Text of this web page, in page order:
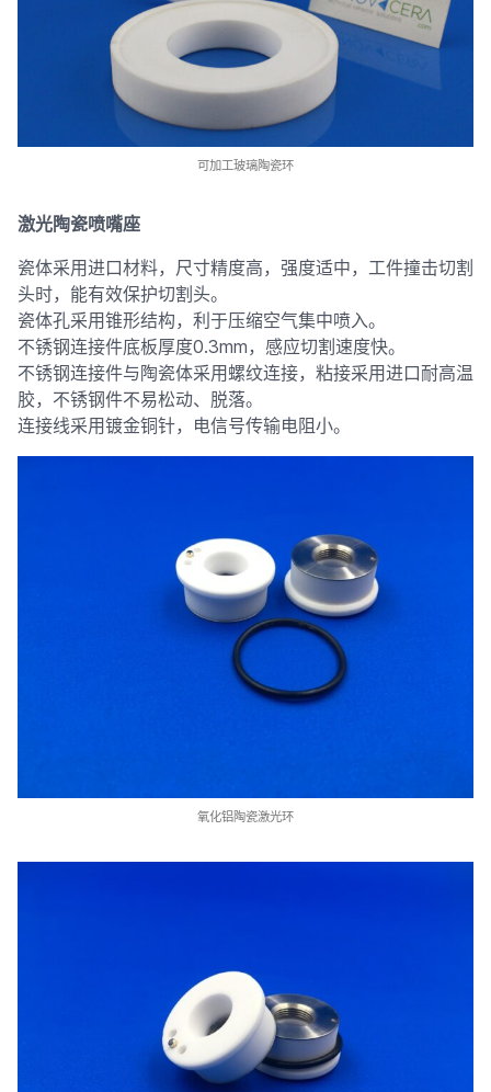
可加工玻璃陶瓷环
激光陶瓷喷嘴座
瓷体采用进口材料，尺寸精度高，强度适中，工件撞击切割
头时，能有效保护切割头。
瓷体孔采用锥形结构，利于压缩空气集中喷入。
不锈钢连接件底板厚度0.3mm，感应切割速度快。
不锈钢连接件与陶瓷体采用螺纹连接，粘接采用进口耐高温
胶，不锈钢件不易松动、脱落。
连接线采用镀金铜针，电信号传输电阻小。
氧化铝陶瓷激光环